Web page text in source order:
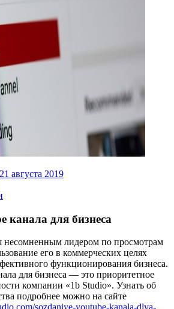
21 августа 2019
канала для бизнеса
несомненным лидером по просмотрам
его в коммерческих целях
функционирования бизнеса.
для бизнеса — это приоритетное
компании «1b Studio». Узнать об
подробнее можно на сайте